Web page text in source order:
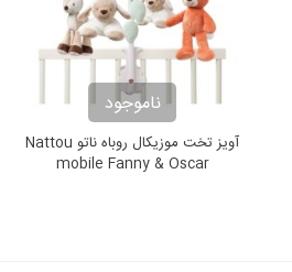
ناموجود
آویز تخت موزیکال روباه ناتو Nattou
mobile Fanny & Oscar